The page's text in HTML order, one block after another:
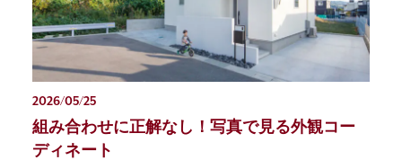
2026/05/25
組み合わせに正解なし！写真で見る外観コー
ディネート